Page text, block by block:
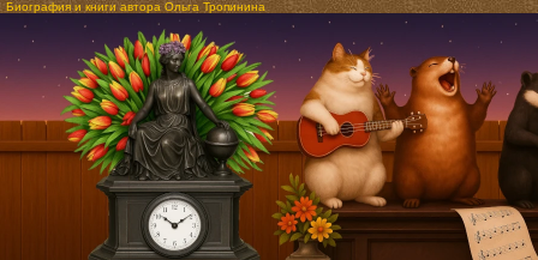
Биография и книги автора Ольга Тропинина